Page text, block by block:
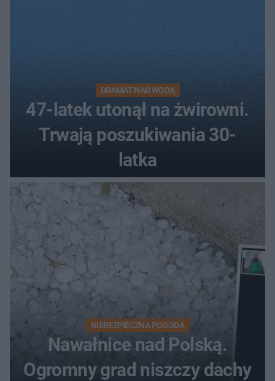
DRAMAT NAD WODĄ
47-latek utonął na żwirowni.
Trwają poszukiwania 30-
latka
NIEBEZPIECZNA POGODA
Nawałnice nad Polską.
Ogromny grad niszczy dachy